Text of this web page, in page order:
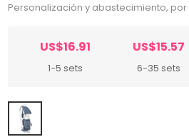
Personalización y abastecimiento,
US$16.91
1-5 sets
US$15.57
6-35 sets